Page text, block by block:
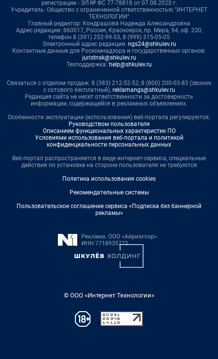
регистрации - ЭЛ № ФС 77-78818 от 07.08.2020 г.
Учредитель: Общество с ограниченной ответственностью "ИНТЕРНЕТ
ТЕХНОЛОГИИ"
Главный редактор: Кондрашова Надежда Александровна
Адрес редакции: 660017, Россия, Красноярск, пр. Мира, 94, оф. 230,
телефон 8 (391) 252-99-53, 8 (999) 315-05-05
Электронный адрес редакции: ngs24@shkulev.ru
Контактные данные для Роскомнадзора и государственных органов:
juristnsk@shkulev.ru
Техподдержка: help@shkulev.ru
Связаться с отделом продаж: 8 (383) 212-52-52, 8 (800) 200-03-83 (звонок
с сотового бесплатный), reklamangs@shkulev.ru
Редакция сайта не несет ответственности за достоверность
информации, содержащейся в рекламных объявлениях.
Особенности эксплуатации (использования) веб-портала регулируются:
Руководством пользователя
Описанием функциональных характеристик ПО
Условиями использования веб-портала и политикой
конфиденциальности персональных данных
Веб-портал распространяется в виде интернет-сервиса, специальные
действия по установке на стороне пользователя не требуются
Политика использования cookies
Рекомендательные системы
Пользовательское соглашение сервиса «Подписка без баннерной
рекламы»
© ООО «Интернет Технологии»